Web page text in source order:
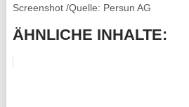
Screenshot /Quelle: Persun AG
ÄHNLICHE INHALTE: